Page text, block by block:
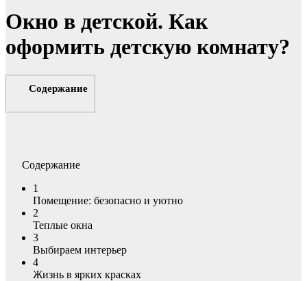
Окно в детской. Как
оформить детскую комнату?
Содержание
Содержание
1
Помещение: безопасно и уютно
2
Теплые окна
3
Выбираем интерьер
4
Жизнь в ярких красках